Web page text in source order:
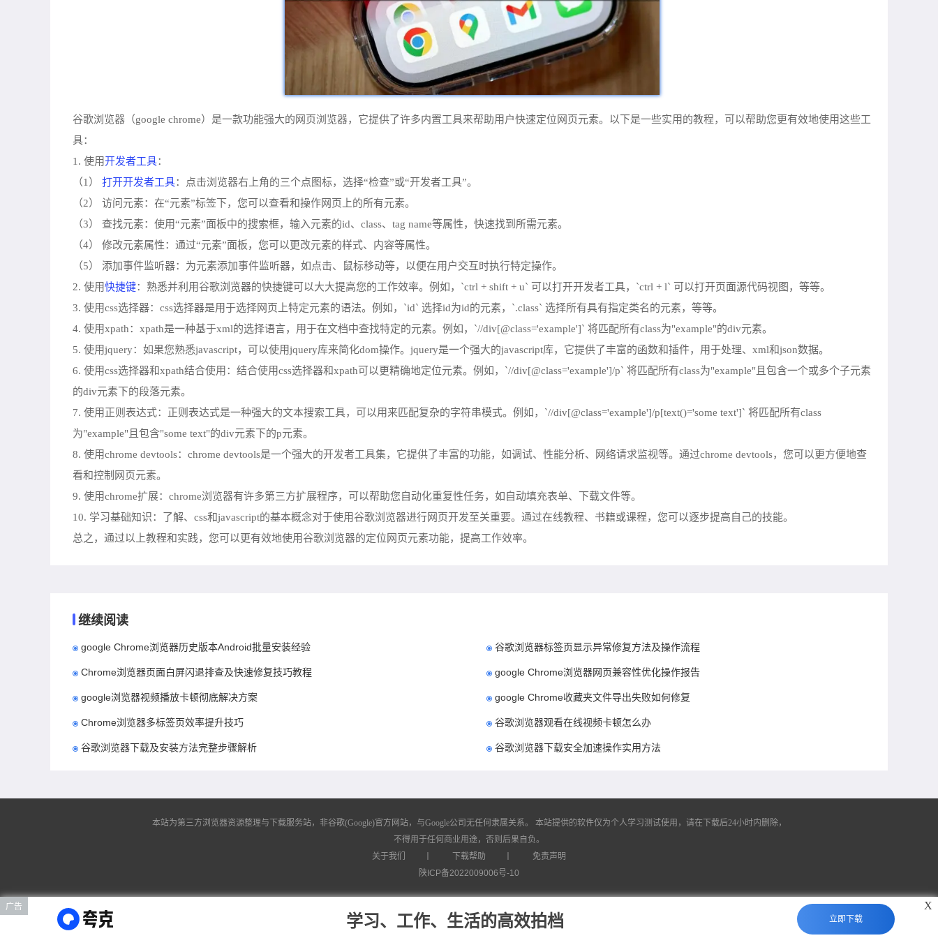
谷歌浏览器（google chrome）是一款功能强大的网页浏览器，它提供了许多内置工具来帮助用户快速定位网页元素。以下是一些实用的教程，可以帮助您更有效地使用这些工
具：
1. 使用开发者工具：
（1） 打开开发者工具：点击浏览器右上角的三个点图标，选择“检查”或“开发者工具”。
（2） 访问元素：在“元素”标签下，您可以查看和操作网页上的所有元素。
（3） 查找元素：使用“元素”面板中的搜索框，输入元素的id、class、tag name等属性，快速找到所需元素。
（4） 修改元素属性：通过“元素”面板，您可以更改元素的样式、内容等属性。
（5） 添加事件监听器：为元素添加事件监听器，如点击、鼠标移动等，以便在用户交互时执行特定操作。
2. 使用快捷键：熟悉并利用谷歌浏览器的快捷键可以大大提高您的工作效率。例如，`ctrl + shift + u` 可以打开开发者工具，`ctrl + l` 可以打开页面源代码视图，等等。
3. 使用css选择器：css选择器是用于选择网页上特定元素的语法。例如，`id` 选择id为id的元素，`.class` 选择所有具有指定类名的元素，等等。
4. 使用xpath：xpath是一种基于xml的选择语言，用于在文档中查找特定的元素。例如，`//div[@class='example']` 将匹配所有class为"example"的div元素。
5. 使用jquery：如果您熟悉javascript，可以使用jquery库来简化dom操作。jquery是一个强大的javascript库，它提供了丰富的函数和插件，用于处理、xml和json数据。
6. 使用css选择器和xpath结合使用：结合使用css选择器和xpath可以更精确地定位元素。例如，`//div[@class='example']/p` 将匹配所有class为"example"且包含一个或多个子元素
的div元素下的段落元素。
7. 使用正则表达式：正则表达式是一种强大的文本搜索工具，可以用来匹配复杂的字符串模式。例如，`//div[@class='example']/p[text()='some text']` 将匹配所有class
为"example"且包含"some text"的div元素下的p元素。
8. 使用chrome devtools：chrome devtools是一个强大的开发者工具集，它提供了丰富的功能，如调试、性能分析、网络请求监视等。通过chrome devtools，您可以更方便地查
看和控制网页元素。
9. 使用chrome扩展：chrome浏览器有许多第三方扩展程序，可以帮助您自动化重复性任务，如自动填充表单、下载文件等。
10. 学习基础知识：了解、css和javascript的基本概念对于使用谷歌浏览器进行网页开发至关重要。通过在线教程、书籍或课程，您可以逐步提高自己的技能。
总之，通过以上教程和实践，您可以更有效地使用谷歌浏览器的定位网页元素功能，提高工作效率。
继续阅读
google Chrome浏览器历史版本Android批量安装经验 谷歌浏览器标签页显示异常修复方法及操作流程
Chrome浏览器页面白屏闪退排查及快速修复技巧教程 google Chrome浏览器网页兼容性优化操作报告
google浏览器视频播放卡顿彻底解决方案 google Chrome收藏夹文件导出失败如何修复
Chrome浏览器多标签页效率提升技巧 谷歌浏览器观看在线视频卡顿怎么办
谷歌浏览器下载及安装方法完整步骤解析 谷歌浏览器下载安全加速操作实用方法
本站为第三方浏览器资源整理与下载服务站，非谷歌(Google)官方网站，与Google公司无任何隶属关系。
本站提供的软件仅为个人学习测试使用，请在下载后24小时内删除，
不得用于任何商业用途，否则后果自负。
关于我们
下载帮助
免责声明
陕ICP备2022009006号-10
广告
学习、工作、生活的高效拍档 立即下载
X